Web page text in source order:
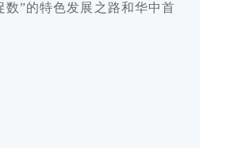
”的特色发展之路和华中首